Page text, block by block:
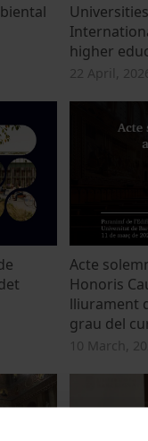
higher
22 April,
Acte
Honoris
lliurament
grau del
10 March,